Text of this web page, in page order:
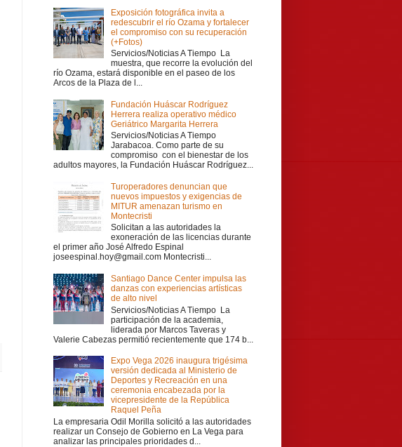
Exposición fotográfica invita a
redescubrir el río Ozama y fortalecer
el compromiso con su recuperación
(+Fotos)
Servicios/Noticias A Tiempo La
muestra, que recorre la evolución del
río Ozama, estará disponible en el paseo de los
Arcos de la Plaza de l...
Fundación Huáscar Rodríguez
Herrera realiza operativo médico
Geriátrico Margarita Herrera
Servicios/Noticias A Tiempo
Jarabacoa. Como parte de su
compromiso con el bienestar de los
adultos mayores, la Fundación Huáscar Rodríguez...
Turoperadores denuncian que
nuevos impuestos y exigencias de
MITUR amenazan turismo en
Montecristi
Solicitan a las autoridades la
exoneración de las licencias durante
el primer año José Alfredo Espinal
joseespinal.hoy@gmail.com Montecristi...
Santiago Dance Center impulsa las
danzas con experiencias artísticas
de alto nivel
Servicios/Noticias A Tiempo La
participación de la academia,
liderada por Marcos Taveras y
Valerie Cabezas permitió recientemente que 174 b...
Expo Vega 2026 inaugura trigésima
versión dedicada al Ministerio de
Deportes y Recreación en una
ceremonia encabezada por la
vicepresidente de la República
Raquel Peña
La empresaria Odil Morilla solicitó a las autoridades
realizar un Consejo de Gobierno en La Vega para
analizar las principales prioridades d...